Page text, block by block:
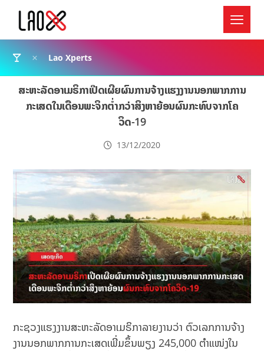
Lao Xperts
ສະຫະລັດອາເມຣິກາເປີດເຜີຍຜົນການຈ້າງແຮງງານນອກພາກການ
ກະເສດໃນເດືອນພະຈິກຕ່ຳກວ່າສິງຫາຍ້ອນຜົນກະທົບຈາກໂຄ
ວິດ-19
13/12/2020
ກະຊວງແຮງງານສະຫະລັດອາເມຣິກາລາຍງານວ່າ ຕົວເລກການຈ້າງ
ງານນອກພາກການກະເສດເພີ່ມຂຶ້ນພຽງ 245,000 ຕຳແໜ່ງໃນ